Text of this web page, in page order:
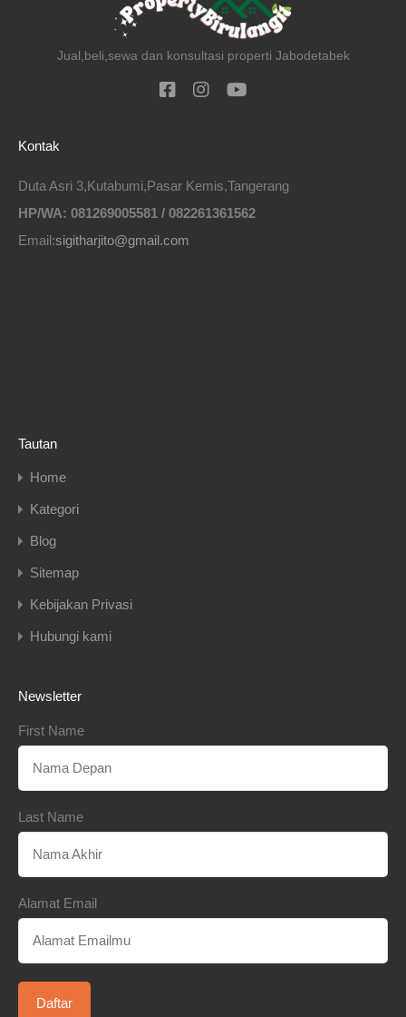
Jual,beli,sewa dan konsultasi properti Jabodetabek
Kontak
Duta Asri 3,Kutabumi,Pasar Kemis,Tangerang
HP/WA: 081269005581 / 082261361562
Email:sigitharjito@gmail.com
Tautan
Home
Kategori
Blog
Sitemap
Kebijakan Privasi
Hubungi kami
Newsletter
First Name
Last Name
Alamat Email